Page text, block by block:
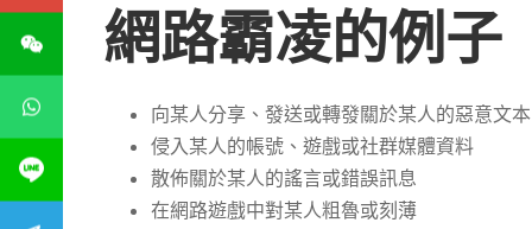
網路霸凌的例子
向某人分享、發送或轉發關於某人的惡意文本
侵入某人的帳號、遊戲或社群媒體資料
散佈關於某人的謠言或錯誤訊息
在網路遊戲中對某人粗魯或刻薄